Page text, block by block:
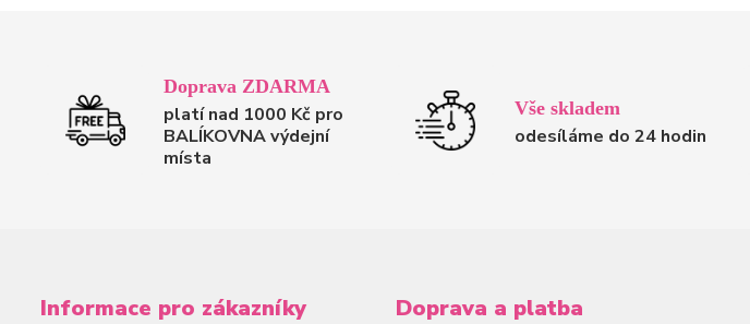
Doprava ZDARMA
platí nad 1000 Kč pro
BALÍKOVNA výdejní
místa
Vše skladem
odesíláme do 24 hodin
Informace pro zákazníky Doprava a platba